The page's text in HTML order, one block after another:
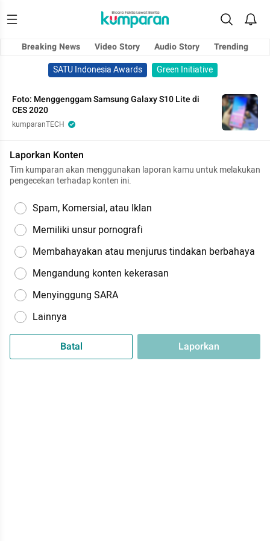
Breaking News Video Story Audio Story
Trending
SATU Indonesia Awards
Green Initiative
Foto: Menggenggam Samsung Galaxy S10 Lite di
CES 2020
kumparanTECH
Laporkan Konten
Tim kumparan akan menggunakan laporan kamu untuk melakukan
pengecekan terhadap konten ini.
Spam, Komersial, atau Iklan
Memiliki unsur pornografi
Membahayakan atau menjurus tindakan berbahaya
Mengandung konten kekerasan
Menyinggung SARA
Lainnya
Batal Laporkan